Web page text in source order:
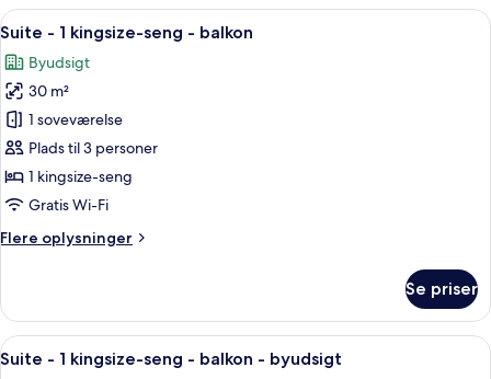
kingsize-
-
balkon
byudsigt
Indlæs
alle
billeder
af
Suite
-
1
kingsize-
-
Et hotelværelse med en stor seng,
2
Suite - 1 kingsize-seng - balkon
Byudsigt
30 m²
1 soveværelse
Plads til 3 personer
1 kingsize-seng
Gratis Wi-Fi
Flere oplysninger
Flere
-
kingsize-
Se priser
Indlæs
alle
Et hotelværelse med en stor seng,
3
Suite - 1 kingsize-seng - balkon - byudsigt